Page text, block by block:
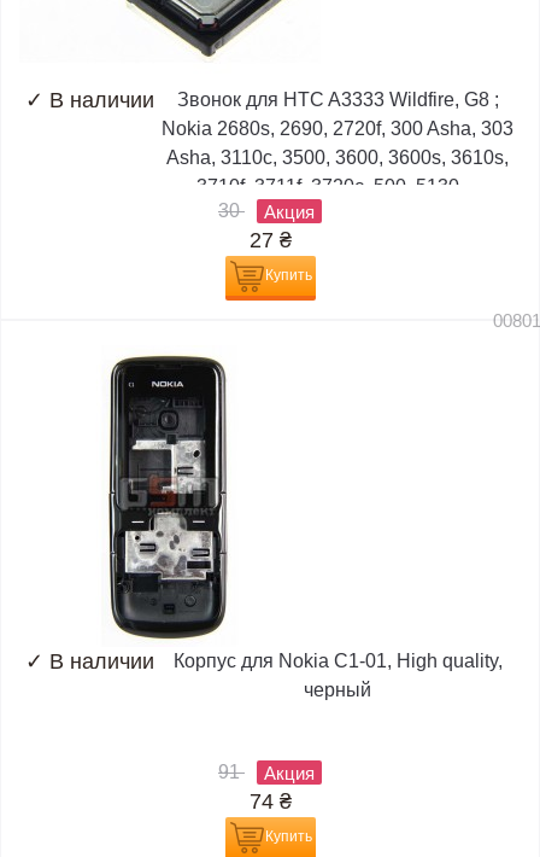
✓ В наличии
Звонок для HTC A3333 Wildfire, G8 ;
Nokia 2680s, 2690, 2720f, 300 Asha, 303
Asha, 3110c, 3500, 3600, 3600s, 3610s,
3710f, 3711f, 3720c, 500, 5130,...
30
Акция
27 ₴
Купить
✓ В наличии
Корпус для Nokia C1-01, High quality,
черный
91 Акция
74 ₴
Купить